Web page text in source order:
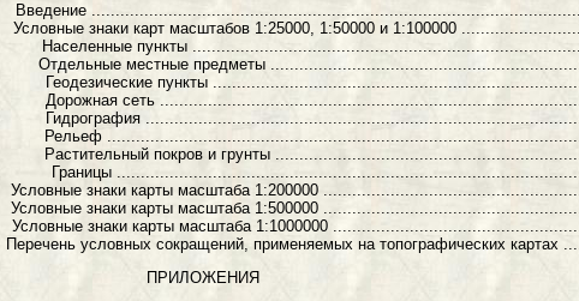
Введение
Условные знаки карт масштабов 1:25000, 1:50000 и 1:100000
Населенные пункты
Отдельные местные предметы
Геодезические пункты
Дорожная сеть
Гидрография
Рельеф
Растительный покров и грунты
Границы
Условные знаки карты масштаба 1:200000
Условные знаки карты масштаба 1:500000
Условные знаки карты масштаба 1:1000000
Перечень условных сокращений, применяемых на топографических
ПРИЛОЖЕНИЯ